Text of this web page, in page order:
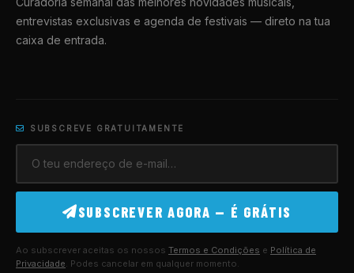
entrevistas exclusivas e agenda de festivais — direto na tua
caixa de entrada.
SUBSCREVE GRATUITAMENTE
SUBSCREVER AGORA — É GRÁTIS
Ao subscrever aceitas os nossos Termos e Condições e Política de
Privacidade . Podes cancelar em qualquer momento.